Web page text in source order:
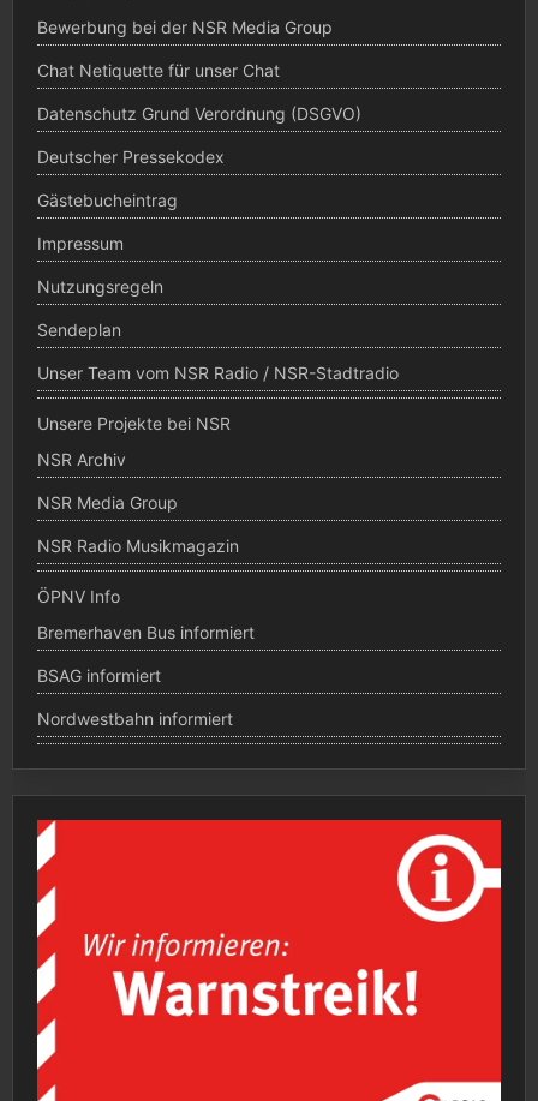
Bewerbung bei der NSR Media Group
Chat Netiquette für unser Chat
Datenschutz Grund Verordnung (DSGVO)
Deutscher Pressekodex
Gästebucheintrag
Impressum
Nutzungsregeln
Sendeplan
Unser Team vom NSR Radio / NSR-Stadtradio
Unsere Projekte bei NSR
NSR Archiv
NSR Media Group
NSR Radio Musikmagazin
ÖPNV Info
Bremerhaven Bus informiert
BSAG informiert
Nordwestbahn informiert